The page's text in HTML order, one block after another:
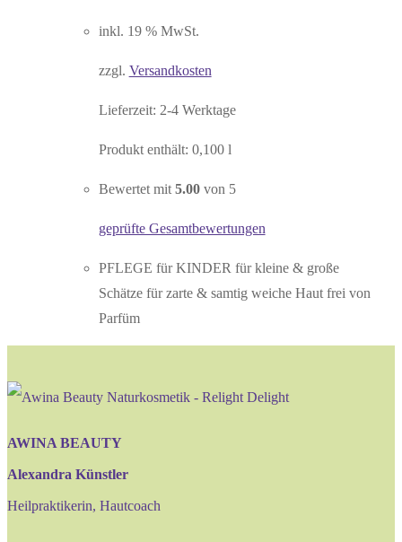
19,90 €
inkl. 19 % MwSt.
zzgl. Versandkosten
Lieferzeit: 2-4 Werktage
Produkt enthält: 0,100 l
Bewertet mit 5.00von 5
geprüfte Gesamtbewertungen
PFLEGE für KINDER für kleine & große
Schätze für zarte & samtig weiche Haut frei von
Parfüm
AWINA BEAUTY
Alexandra Künstler
Heilpraktikerin, Hautcoach